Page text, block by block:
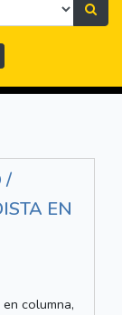
/
EN
columna,